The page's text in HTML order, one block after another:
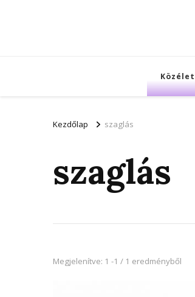
Közélet
Kezdőlap szaglás
szaglás
Megjelenítve: 1 -1 / 1 eredményből